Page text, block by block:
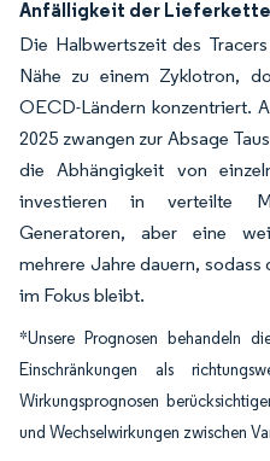
Anfälligkeit der
Die Halbwertszeit des
Nähe zu einem Zyklotron,
OECD-Ländern konzentriert.
2025 zwangen zur Absage
die Abhängigkeit von
investieren in verteilte
Generatoren, aber eine
mehrere Jahre dauern,
im Fokus bleibt.
*Unsere Prognosen behandeln
Einschränkungen als
Wirkungsprognosen
und Wechselwirkungen zwischen